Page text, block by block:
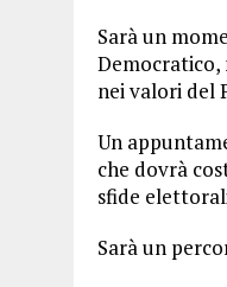
Sarà un
Democratico,
nei valori del
Un
che dovrà
sfide
Sarà un